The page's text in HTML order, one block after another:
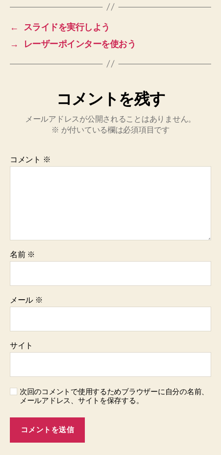
←
スライドを実行しよう
→
レーザーポインターを使おう
コメントを残す
メールアドレスが公開されることはありません。
※ が付いている欄は必須項目です
コメント ※
名前 ※
メール ※
サイト
次回のコメントで使用するためブラウザーに自分の名前、
メールアドレス、サイトを保存する。